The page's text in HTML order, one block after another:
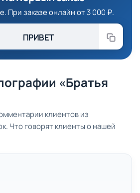
При заказе онлайн от 3 000 ₽.
ПРИВЕТ
«Братья
клиентов из
Что говорят клиенты о нашей